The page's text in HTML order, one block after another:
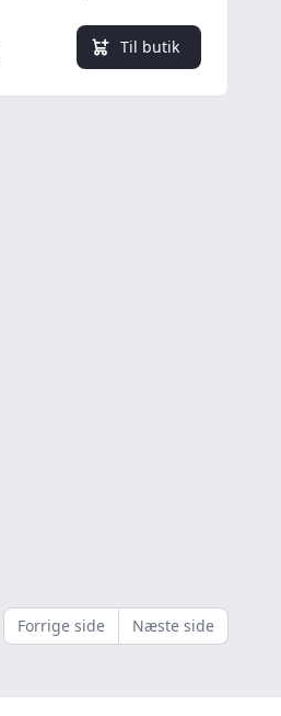
Til butik
Forrige side Næste side